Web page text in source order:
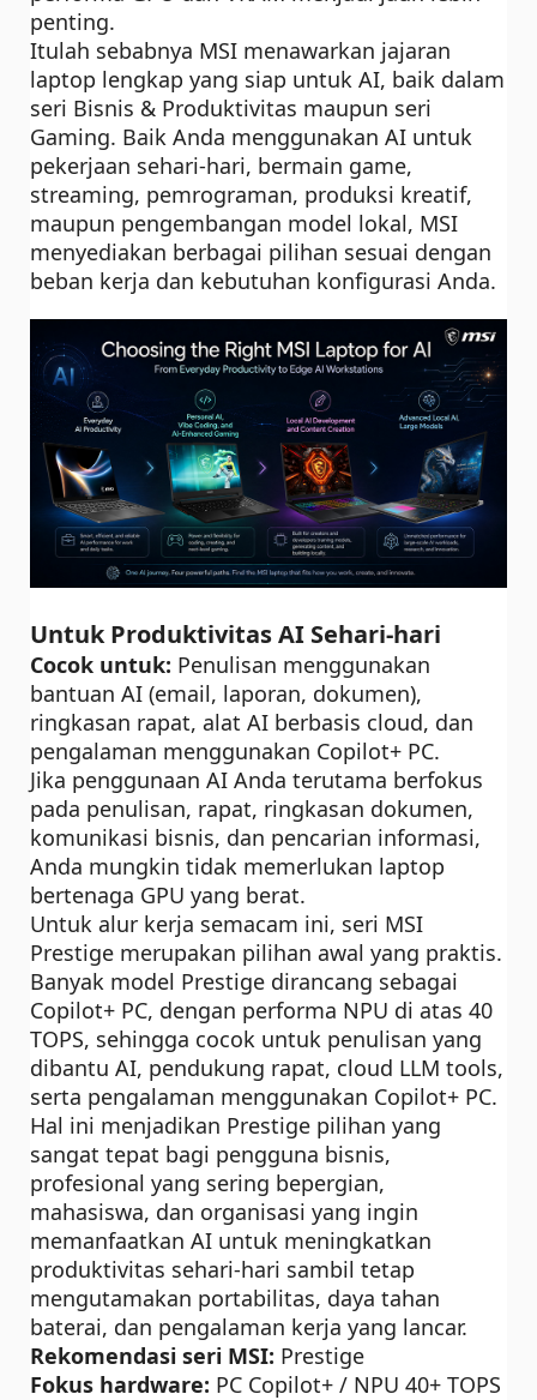
penting.
Itulah sebabnya MSI menawarkan jajaran
laptop lengkap yang siap untuk AI, baik dalam
seri Bisnis & Produktivitas maupun seri
Gaming. Baik Anda menggunakan AI untuk
pekerjaan sehari-hari, bermain game,
streaming, pemrograman, produksi kreatif,
maupun pengembangan model lokal, MSI
menyediakan berbagai pilihan sesuai dengan
beban kerja dan kebutuhan konfigurasi Anda.
Untuk Produktivitas AI Sehari-hari
Cocok untuk: Penulisan menggunakan
bantuan AI (email, laporan, dokumen),
ringkasan rapat, alat AI berbasis cloud, dan
pengalaman menggunakan Copilot+ PC.
Jika penggunaan AI Anda terutama berfokus
pada penulisan, rapat, ringkasan dokumen,
komunikasi bisnis, dan pencarian informasi,
Anda mungkin tidak memerlukan laptop
bertenaga GPU yang berat.
Untuk alur kerja semacam ini, seri MSI
Prestige merupakan pilihan awal yang praktis.
Banyak model Prestige dirancang sebagai
Copilot+ PC, dengan performa NPU di atas 40
TOPS, sehingga cocok untuk penulisan yang
dibantu AI, pendukung rapat, cloud LLM tools,
serta pengalaman menggunakan Copilot+ PC.
Hal ini menjadikan Prestige pilihan yang
sangat tepat bagi pengguna bisnis,
profesional yang sering bepergian,
mahasiswa, dan organisasi yang ingin
memanfaatkan AI untuk meningkatkan
produktivitas sehari-hari sambil tetap
mengutamakan portabilitas, daya tahan
baterai, dan pengalaman kerja yang lancar.
Rekomendasi seri MSI: Prestige
Fokus hardware: PC Copilot+ / NPU 40+ TOPS